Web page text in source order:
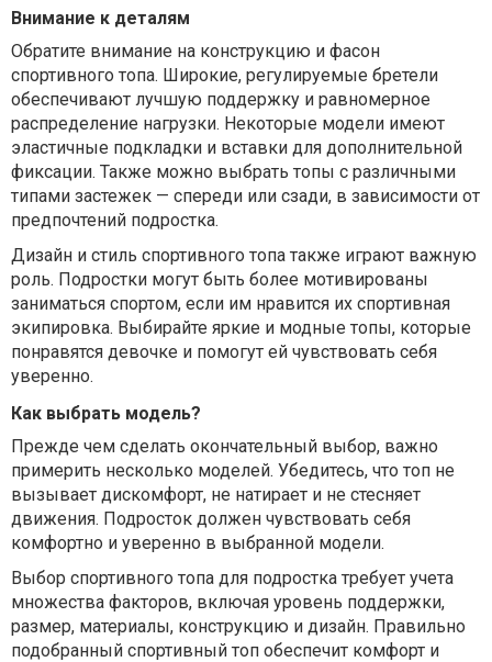
Внимание к деталям
Обратите внимание на конструкцию и фасон
спортивного топа. Широкие, регулируемые бретели
обеспечивают лучшую поддержку и равномерное
распределение нагрузки. Некоторые модели имеют
эластичные подкладки и вставки для дополнительной
фиксации. Также можно выбрать топы с различными
типами застежек — спереди или сзади, в зависимости от
предпочтений подростка.
Дизайн и стиль спортивного топа также играют важную
роль. Подростки могут быть более мотивированы
заниматься спортом, если им нравится их спортивная
экипировка. Выбирайте яркие и модные топы, которые
понравятся девочке и помогут ей чувствовать себя
уверенно.
Как выбрать модель?
Прежде чем сделать окончательный выбор, важно
примерить несколько моделей. Убедитесь, что топ не
вызывает дискомфорт, не натирает и не стесняет
движения. Подросток должен чувствовать себя
комфортно и уверенно в выбранной модели.
Выбор спортивного топа для подростка требует учета
множества факторов, включая уровень поддержки,
размер, материалы, конструкцию и дизайн. Правильно
подобранный спортивный топ обеспечит комфорт и